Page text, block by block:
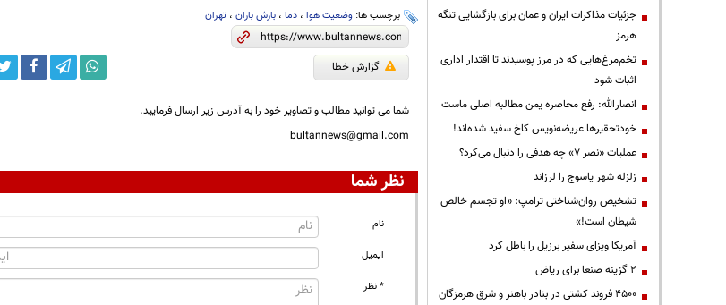
برچسب ها: وضعیت هوا، دما، بارش باران، تهران
گزارش خطا
شما می توانید مطالب و تصاویر خود را به آدرس زیر ارسال فرمایید.
bultannews@gmail.com
نظر شما
نام
ایمیل
* نظر
جزئیات مذاکرات ایران و عمان برای بازگشایی تنگه
هرمز
تخم‌مرغ‌هایی که در مرز پوسیدند تا اقتدار اداری
اثبات شود
انصارالله: رفع محاصره یمن مطالبه اصلی ماست
خودتحقیرها عریضه‌نویس کاخ سفید شده‌اند!
عملیات «نصر ۷» چه هدفی را دنبال می‌کرد؟
زلزله شهر یاسوج را لرزاند
تشخیص روان‌شناختی ترامپ: «او تجسم خالص
شیطان است!»
آمریکا ویزای سفیر برزیل را باطل کرد
۲ گزینه صنعا برای ریاض
۴۵۰۰ فروند کشتی در بنادر باهنر و شرق هرمزگان